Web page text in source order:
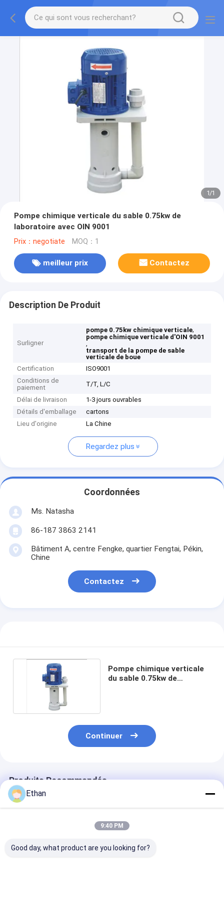
1/1
Pompe chimique verticale du sable 0.75kw de
laboratoire avec OIN 9001
Prix：negotiate MOQ：1
meilleur prix Contactez
Description De Produit
Surligner
pompe 0.75kw chimique verticale,
pompe chimique verticale d'OIN 9001
,
transport de la pompe de sable
verticale de boue
Certification
ISO9001
Conditions de
paiement
T/T, L/C
Délai de livraison
1-3 jours ouvrables
Détails d'emballage
cartons
Lieu d'origine
La Chine
Regardez plus
Coordonnées
Ms. Natasha
86-187 3863 2141
Bâtiment A, centre Fengke, quartier Fengtai, Pékin,
Chine
Contactez
Pompe chimique verticale
du sable 0.75kw de
Continuer
Produits Recommandés
Ethan
9:40 PM
Good day, what product are you looking for?